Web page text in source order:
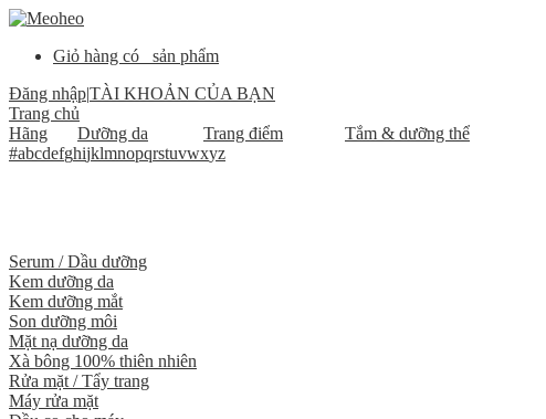
Giỏ hàng có
sản phẩm
Đăng nhập|TÀI KHOẢN CỦA BẠN
Trang chủ
Hãng
Dưỡng da Trang điểm Tắm & dưỡng thể
#abcdefghijklmnopqrstuvwxyz
Serum / Dầu dưỡng
Kem dưỡng da
Kem dưỡng mắt
Son dưỡng môi
Mặt nạ dưỡng da
Xà bông 100% thiên nhiên
Rửa mặt / Tẩy trang
Máy rửa mặt